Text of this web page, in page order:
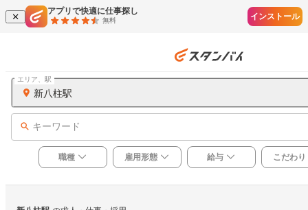
アプリで快適に仕事探し
無料 インストール
新八柱駅
エリア、駅
キーワード
職種 雇用形態 給与 こだわり